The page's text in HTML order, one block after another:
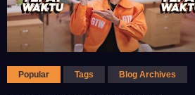
Popular Tags Blog Archives